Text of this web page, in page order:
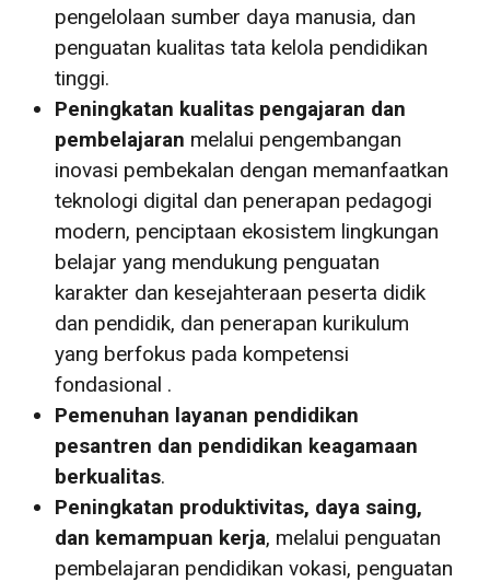
pengelolaan sumber daya manusia, dan
penguatan kualitas tata kelola pendidikan
tinggi.
Peningkatan kualitas pengajaran dan
pembelajaran melalui pengembangan
inovasi pembekalan dengan memanfaatkan
teknologi digital dan penerapan pedagogi
modern, penciptaan ekosistem lingkungan
belajar yang mendukung penguatan
karakter dan kesejahteraan peserta didik
dan pendidik, dan penerapan kurikulum
yang berfokus pada kompetensi
fondasional .
Pemenuhan layanan pendidikan
pesantren dan pendidikan keagamaan
berkualitas.
Peningkatan produktivitas, daya saing,
dan kemampuan kerja, melalui penguatan
pembelajaran pendidikan vokasi, penguatan